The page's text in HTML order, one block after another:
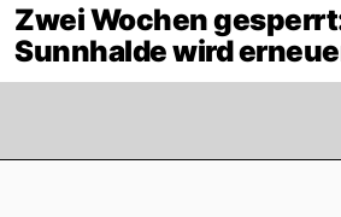
Zwei Wochen
Sunnhalde wird